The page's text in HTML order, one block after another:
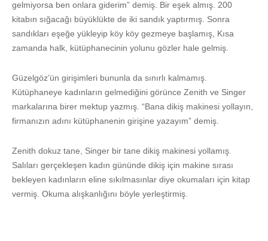
gelmiyorsa ben onlara giderim” demiş. Bir eşek almış. 200
kitabın sığacağı büyüklükte de iki sandık yaptırmış. Sonra
sandıkları eşeğe yükleyip köy köy gezmeye başlamış, Kısa
zamanda halk, kütüphanecinin yolunu gözler hale gelmiş.
Güzelgöz’ün girişimleri bununla da sınırlı kalmamış.
Kütüphaneye kadınların gelmediğini görünce Zenith ve Singer
markalarına birer mektup yazmış. “Bana dikiş makinesi yollayın,
firmanızın adını kütüphanenin girişine yazayım” demiş.
Zenith dokuz tane, Singer bir tane dikiş makinesi yollamış.
Salıları gerçekleşen kadın gününde dikiş için makine sırası
bekleyen kadınların eline sıkılmasınlar diye okumaları için kitap
vermiş. Okuma alışkanlığını böyle yerleştirmiş.